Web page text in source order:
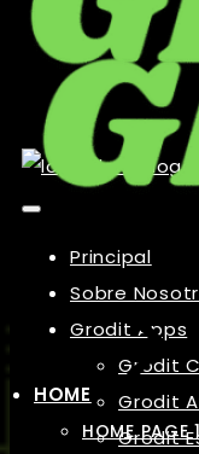
Principal
Sobre
Grodit Apps
Grodit
Grodit
Grodit
HOME
HOME PAGE